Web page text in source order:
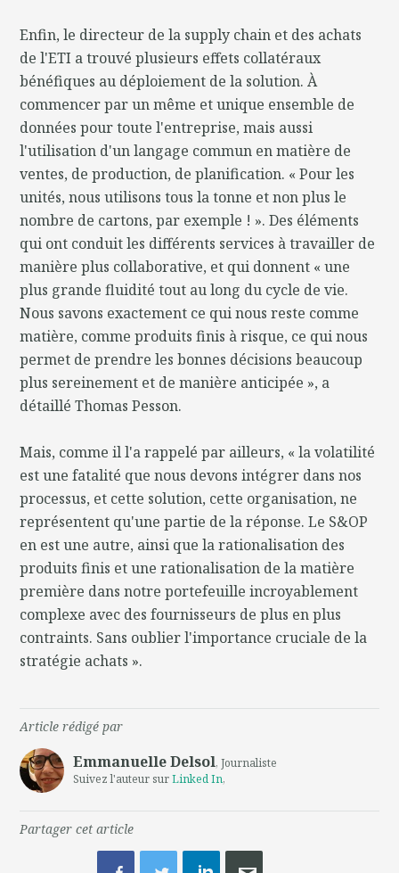
Enfin, le directeur de la supply chain et des achats
de l'ETI a trouvé plusieurs effets collatéraux
bénéfiques au déploiement de la solution. À
commencer par un même et unique ensemble de
données pour toute l'entreprise, mais aussi
l'utilisation d'un langage commun en matière de
ventes, de production, de planification. « Pour les
unités, nous utilisons tous la tonne et non plus le
nombre de cartons, par exemple ! ». Des éléments
qui ont conduit les différents services à travailler de
manière plus collaborative, et qui donnent « une
plus grande fluidité tout au long du cycle de vie.
Nous savons exactement ce qui nous reste comme
matière, comme produits finis à risque, ce qui nous
permet de prendre les bonnes décisions beaucoup
plus sereinement et de manière anticipée », a
détaillé Thomas Pesson.
Mais, comme il l'a rappelé par ailleurs, « la volatilité
est une fatalité que nous devons intégrer dans nos
processus, et cette solution, cette organisation, ne
représentent qu'une partie de la réponse. Le S&OP
en est une autre, ainsi que la rationalisation des
produits finis et une rationalisation de la matière
première dans notre portefeuille incroyablement
complexe avec des fournisseurs de plus en plus
contraints. Sans oublier l'importance cruciale de la
stratégie achats ».
Article rédigé par
Emmanuelle Delsol, Journaliste
Suivez l'auteur surLinked In,
Partager cet article